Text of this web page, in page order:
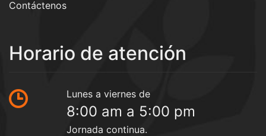
Contáctenos
Horario de atención
Lunes a viernes de
8:00 am a 5:00 pm
Jornada continua.